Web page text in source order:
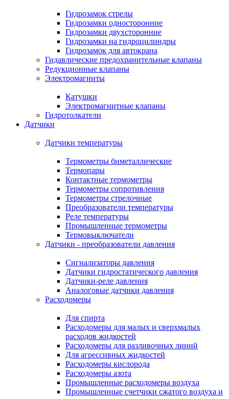
Гидрозамок стрелы
Гидрозамки односторонние
Гидрозамки двухсторонние
Гидрозамки на гидроцилиндры
Гидрозамок для автокрана
Гидавлические предохранительные клапаны
Редукционные клапаны
Электромагниты
Катушки
Электромагнитные клапаны
Гидротолкатели
Датчики
Датчики температуры
Термометры биметаллические
Термопары
Контактные термометры
Термометры сопротивления
Термометры стрелочные
Преобразователи температуры
Реле температуры
Промышленные термометры
Термовыключатели
Датчики - преобразователи давления
Сигнализаторы давления
Датчики гидростатического давления
Датчики-реле давления
Аналоговые датчики давления
Расходомеры
Для спирта
Расходомеры для малых и сверхмалых
расходов жидкостей
Расходомеры для разливочных линий
Для агрессивных жидкостей
Расходомеры кислорода
Расходомеры азота
Промышленные расходомеры воздуха
Промышленные счетчики сжатого воздуха и